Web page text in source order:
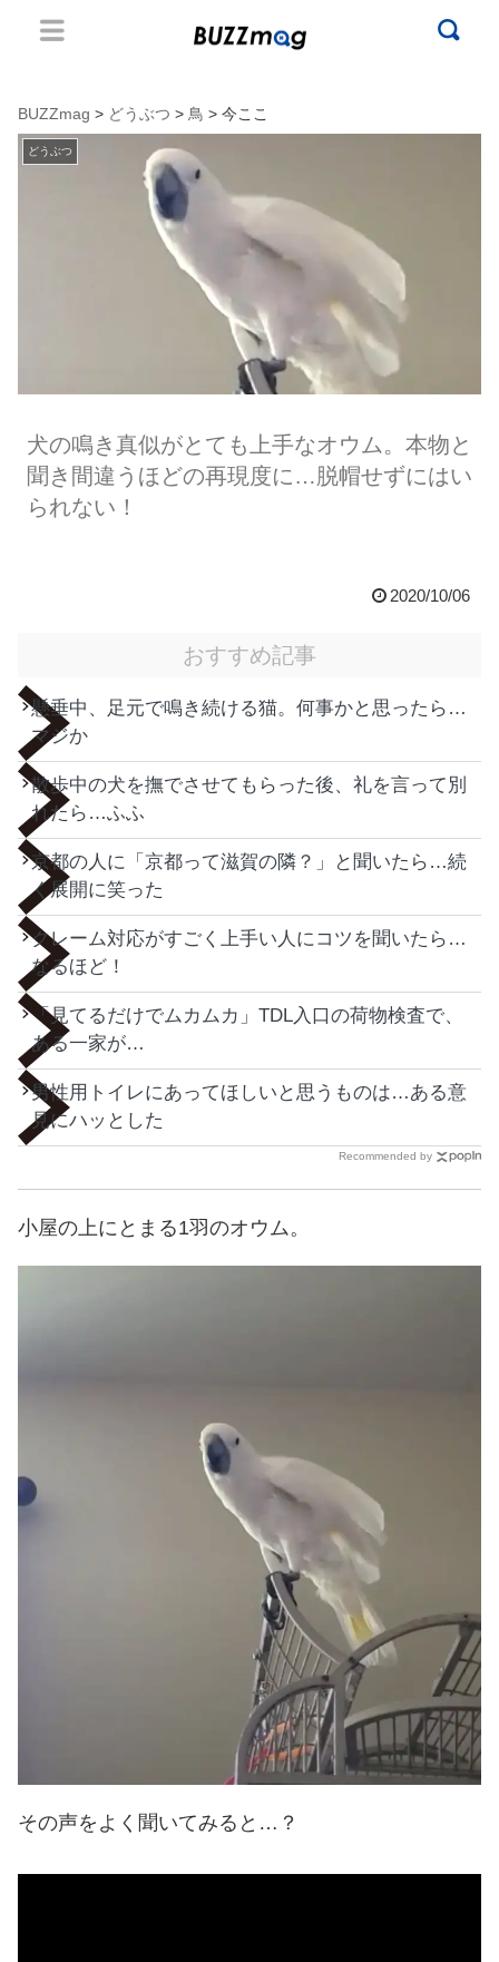
BUZZmag > どうぶつ > 鳥 > 今ここ
どうぶつ
犬の鳴き真似がとても上手なオウム。本物と
聞き間違うほどの再現度に…脱帽せずにはい
られない！
2020/10/06
おすすめ記事
懸垂中、足元で鳴き続ける猫。何事かと思ったら…
マジか
散歩中の犬を撫でさせてもらった後、礼を言って別
れたら…ふふ
京都の人に「京都って滋賀の隣？」と聞いたら…続
く展開に笑った
クレーム対応がすごく上手い人にコツを聞いたら…
なるほど！
「見てるだけでムカムカ」TDL入口の荷物検査で、
ある一家が…
男性用トイレにあってほしいと思うものは…ある意
見にハッとした
Recommended by
小屋の上にとまる1羽のオウム。
その声をよく聞いてみると…？